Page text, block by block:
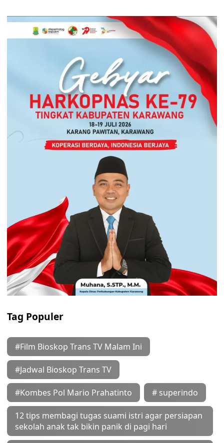
Tag Populer
#Film Bioskop Trans TV Malam Ini
#Jadwal Bioskop Trans TV
#Kombes Pol Mario Prahatinto # superindo
12 tips membagi tugas suami istri agar persiapan
sekolah anak tak bikin panik di pagi hari